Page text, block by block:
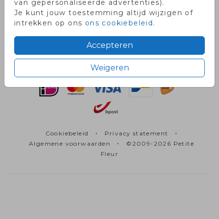
van gepersonaliseerde advertenties).
Je kunt jouw toestemming altijd wijzigen of
intrekken op ons ons cookiebeleid.
Accepteren
Weigeren
Volg ons
Cookiebeleid • Privacy statement •
Algemene voorwaarden •
©2009-2026 Petite
Fleur